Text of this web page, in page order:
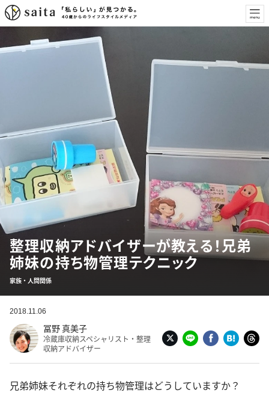
整理収納アドバイザーが教える！兄弟
姉妹の持ち物管理テクニック
家族・人間関係
2018.11.06
冨野 真美子
冷蔵庫収納スペシャリスト・整理
収納アドバイザー
兄弟姉妹それぞれの持ち物管理はどうしていますか？